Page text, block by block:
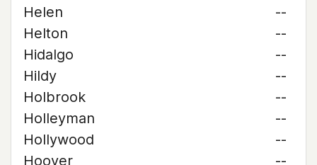
Helen
--
Helton
--
Hidalgo
--
Hildy
--
Holbrook
--
Holleyman
--
Hollywood
--
Hoover
--